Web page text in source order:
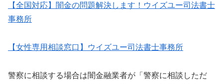
【全国対応】闇金の問題解決します！ウイズユー司法書士
事務所
【女性専用相談窓口】ウイズユー司法書士事務所
警察に相談する場合は闇金融業者が「警察に相談しただ